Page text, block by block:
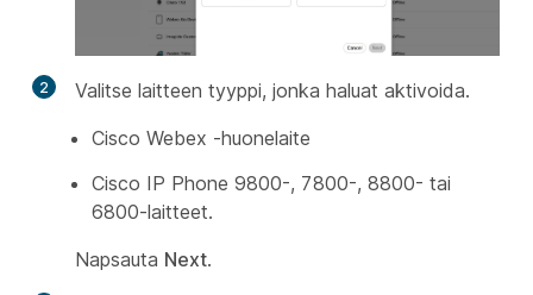
2
Valitse laitteen tyyppi, jonka haluat aktivoida.
Cisco Webex -huonelaite
Cisco IP Phone 9800-, 7800-, 8800- tai
6800-laitteet.
Napsauta Next.